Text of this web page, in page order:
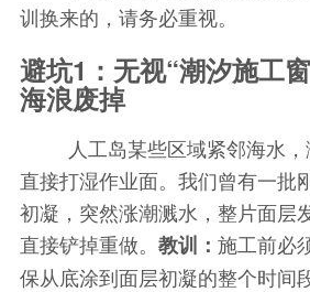
训换来的，请务必重视。
避坑1：无视“潮汐施工
海浪废掉
人工岛某些区域紧邻海水
直接打湿作业面。我们曾有一批
初凝，突然涨潮溅水，整片面层
直接铲掉重做。教训：施工前必
保从底涂到面层初凝的整个时间